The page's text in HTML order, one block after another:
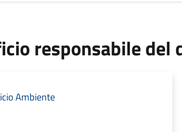
responsabile del
Ambiente